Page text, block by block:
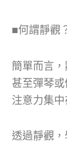
■何謂靜觀
簡單而言
甚至彈琴
注意力集
透過靜觀